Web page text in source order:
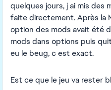
quelques jours, j ai mis des
faite directement. Après la
option des mods avait été
mods dans options puis
eu le beug, c est exact.
Est ce que le jeu va rester